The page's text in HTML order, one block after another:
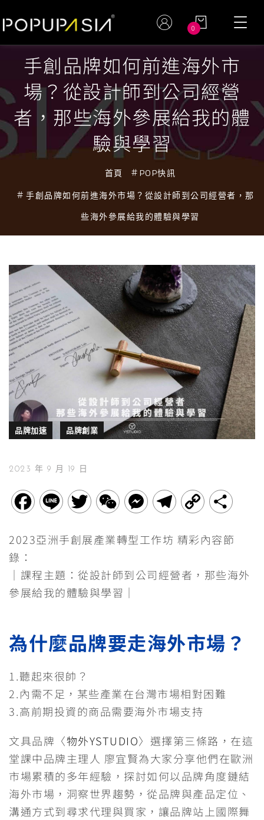
0
手創品牌如何前進海外市
場？從設計師到公司經營
者，那些海外參展給我的體
驗與學習
首頁
POP快訊
手創品牌如何前進海外市場？從設計師到公司經營者，那
些海外參展給我的體驗與學習
品牌加速 品牌創業
2023 年 9 月 19 日
F
c
e
b
o
L
n
e
T
i
t
t
r
W
C
h
a
M
s
s
g
r
T
l
e
a
C
p
y
n
2023亞洲手創展產業轉型工作坊 精彩內容節
錄：
｜課程主題：從設計師到公司經營者，那些海外
參展給我的體驗與學習｜
為什麼品牌要走海外市場？
1.聽起來很帥？
2.內需不足，某些產業在台灣市場相對困難
3.高前期投資的商品需要海外市場支持
文具品牌〈物外YSTUDIO〉選擇第三條路，在這
堂課中品牌主理人 廖宜賢為大家分享他們在歐洲
市場累積的多年經驗，探討如何以品牌角度鏈結
海外市場，洞察世界趨勢，從品牌與產品定位、
溝通方式到尋求代理與買家，讓品牌站上國際舞